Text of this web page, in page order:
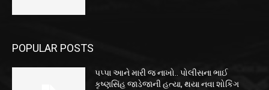
POPULAR POSTS
પપ્પા આને મારી જ નાખો.. પોલીસના ભાઈ
કૃષ્ણસિંહ જાડેજાની હત્યા, થયા નવા શોકિંગ